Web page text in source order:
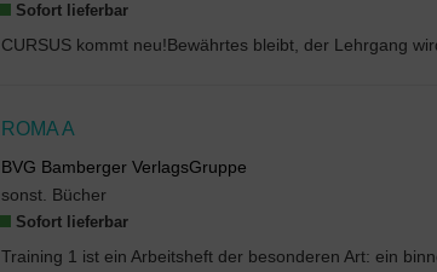
Sofort lieferbar
ROMA A
BVG Bamberger VerlagsGruppe
sonst. Bücher
Sofort lieferbar